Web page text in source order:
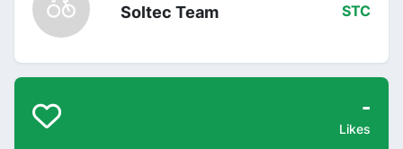
Soltec Team STC
-
Likes